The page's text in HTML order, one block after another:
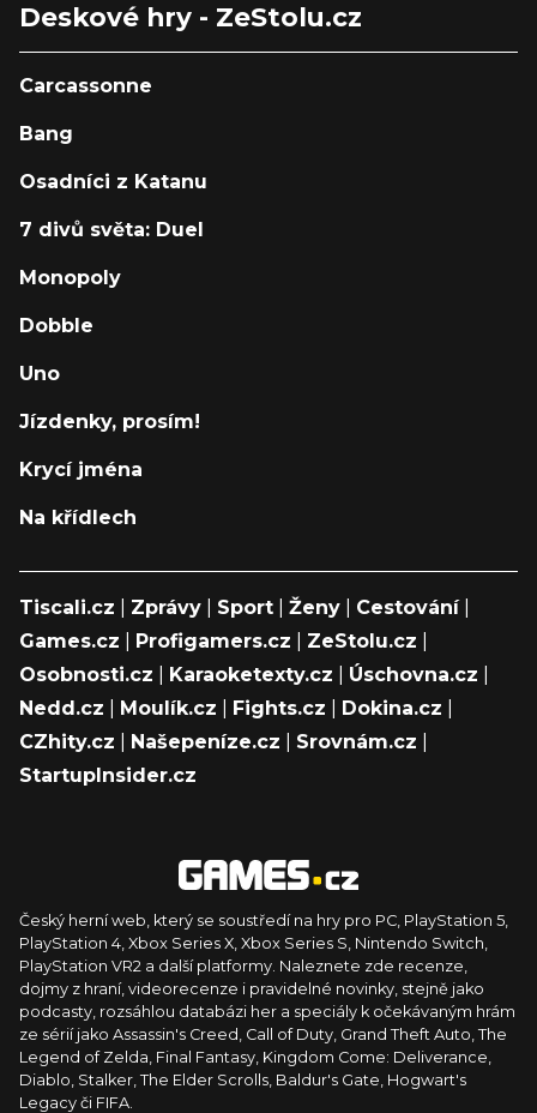
Deskové hry - ZeStolu.cz
Carcassonne
Bang
Osadníci z Katanu
7 divů světa: Duel
Monopoly
Dobble
Uno
Jízdenky, prosím!
Krycí jména
Na křídlech
Tiscali.cz Zprávy Sport Ženy Cestování|
Games.cz
Profigamers.cz ZeStolu.cz
Osobnosti.cz
Karaoketexty.cz Úschovna.cz
Nedd.cz
Moulík.cz Fights.cz Dokina.cz
CZhity.cz
Našepeníze.cz Srovnám.cz
StartupInsider.cz
Český herní web, který se soustředí na hry pro PC, PlayStation 5,
PlayStation 4, Xbox Series X, Xbox Series S, Nintendo Switch,
PlayStation VR2 a další platformy. Naleznete zde recenze,
dojmy z hraní, videorecenze i pravidelné novinky, stejně jako
podcasty, rozsáhlou databázi her a speciály k očekávaným hrám
ze sérií jako Assassin's Creed, Call of Duty, Grand Theft Auto, The
Legend of Zelda, Final Fantasy, Kingdom Come: Deliverance,
Diablo, Stalker, The Elder Scrolls, Baldur's Gate, Hogwart's
Legacy či FIFA.